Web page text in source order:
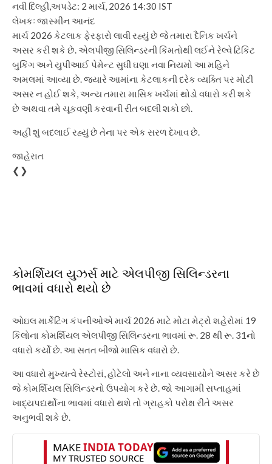
નવી દિલ્હી,અપડેટ: 2 માર્ચ, 2026 14:30 IST
લેખકઃ જાસ્મીન આનંદ
માર્ચ 2026 કેટલાક ફેરફારો લાવી રહ્યું છે જે તમારા દૈનિક ખર્ચને
અસર કરી શકે છે. એલપીજી સિલિન્ડરની કિંમતોથી લઈને રેલ્વે ટિકિટ
બુકિંગ અને યુપીઆઈ પેમેન્ટ સુધી ઘણા નવા નિયમો આ મહિને
અમલમાં આવ્યા છે. જ્યારે આમાંના કેટલાકની દરેક વ્યક્તિ પર મોટી
અસર ન હોઈ શકે, અન્ય તમારા માસિક ખર્ચમાં થોડો વધારો કરી શકે
છે અથવા તમે ચૂકવણી કરવાની રીત બદલી શકો છો.
અહીં શું બદલાઈ રહ્યું છે તેના પર એક સરળ દેખાવ છે.
જાહેરાત
❮❯
કોમર્શિયલ યુઝર્સ માટે એલપીજી સિલિન્ડરના
ભાવમાં વધારો થયો છે
ઓઇલ માર્કેટિંગ કંપનીઓએ માર્ચ 2026 માટે મોટા મેટ્રો શહેરોમાં 19
કિલોના કોમર્શિયલ એલપીજી સિલિન્ડરના ભાવમાં રૂ. 28 થી રૂ. 31નો
વધારો કર્યો છે. આ સતત બીજો માસિક વધારો છે.
આ વધારો મુખ્યત્વે રેસ્ટોરાં, હોટેલો અને નાના વ્યવસાયોને અસર કરે છે
જે કોમર્શિયલ સિલિન્ડરનો ઉપયોગ કરે છે. જો આગામી સપ્તાહમાં
ખાદ્યપદાર્થોના ભાવમાં વધારો થશે તો ગ્રાહકો પરોક્ષ રીતે અસર
અનુભવી શકે છે.